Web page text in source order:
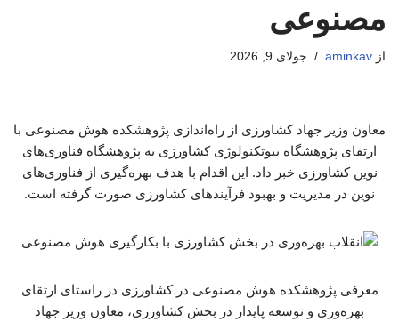
مصنوعی
از aminkav جولای 9, 2026
معاون وزیر جهاد کشاورزی از راه‌اندازی پژوهشکده هوش مصنوعی با
ارتقای پژوهشگاه بیوتکنولوژی کشاورزی به پژوهشگاه فناوری‌های
نوین کشاورزی خبر داد. این اقدام با هدف بهره‌گیری از فناوری‌های
نوین در مدیریت و بهبود فرآیندهای کشاورزی صورت گرفته است.
معرفی پژوهشکده هوش مصنوعی در کشاورزی در راستای ارتقای
بهره‌وری و توسعه پایدار در بخش کشاورزی، معاون وزیر جهاد